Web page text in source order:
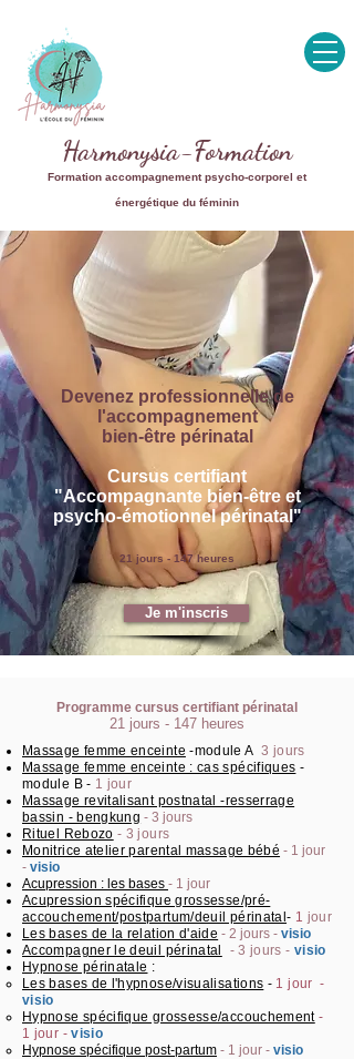
Harmonysia-Formation
Formation accompagnement psycho-corporel et
énergétique du féminin
Devenez professionnelle de
l'accompagnement
bien-être périnatal
Cursus certifiant
"Accompagnante bien-être et
psycho-émotionnel périnatal"
21 jours - 147 heures
Je m'inscris
Programme cursus certifiant périnatal
21 jours - 147 heures
Massage femme enceinte -module A3 jours
Massage femme enceinte : cas spécifiques -
module B - 1 jour
Massage revitalisant postnatal -resserrage
bassin - bengkung - 3 jours
Rituel Rebozo - 3 jours
Monitrice atelier parental massage bébé - 1 jour
- visio
Acupression : les bases - 1 jour
Acupression spécifique grossesse/pré-
accouchement/postpartum/deuil périnatal- 1 jour
Les bases de la relation d'aide - 2 jours -visio
Accompagner le deuil périnatal
- 3 jours - visio
Hypnose périnatale :
Les bases de l'hypnose/visualisations - 1 jour -
visio
Hypnose spécifique grossesse/accouchement -
1 jour -visio
Hypnose spécifique post-partum - 1 jour - visio